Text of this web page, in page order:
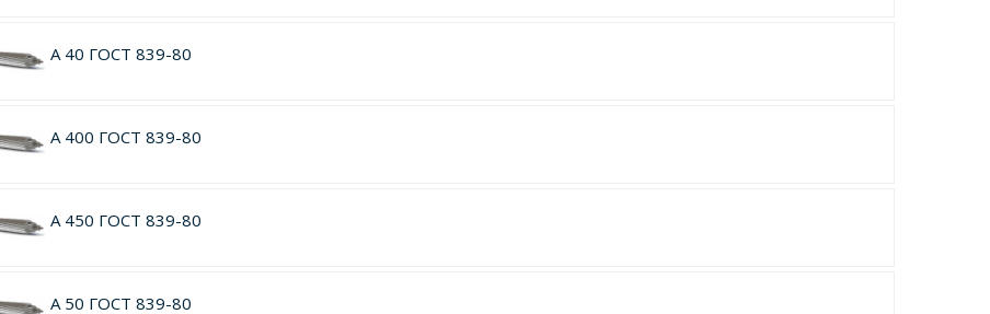
А 40 ГОСТ 839-80
А 400 ГОСТ 839-80
А 450 ГОСТ 839-80
А 50 ГОСТ 839-80